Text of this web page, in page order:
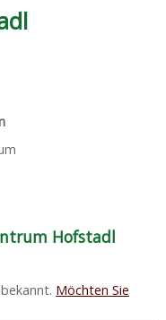
Hofstadl
Möchten Sie